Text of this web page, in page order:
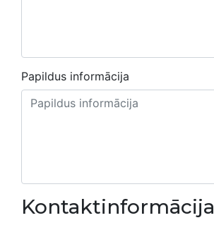
Papildus informācija
Kontaktinformācija